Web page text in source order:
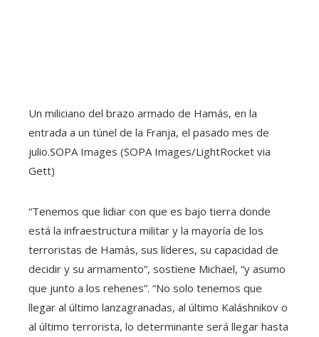
Un miliciano del brazo armado de Hamás, en la
entrada a un túnel de la Franja, el pasado mes de
julio.SOPA Images (SOPA Images/LightRocket via
Gett)
“Tenemos que lidiar con que es bajo tierra donde
está la infraestructura militar y la mayoría de los
terroristas de Hamás, sus líderes, su capacidad de
decidir y su armamento”, sostiene Michael, “y asumo
que junto a los rehenes”. “No solo tenemos que
llegar al último lanzagranadas, al último Kaláshnikov o
al último terrorista, lo determinante será llegar hasta